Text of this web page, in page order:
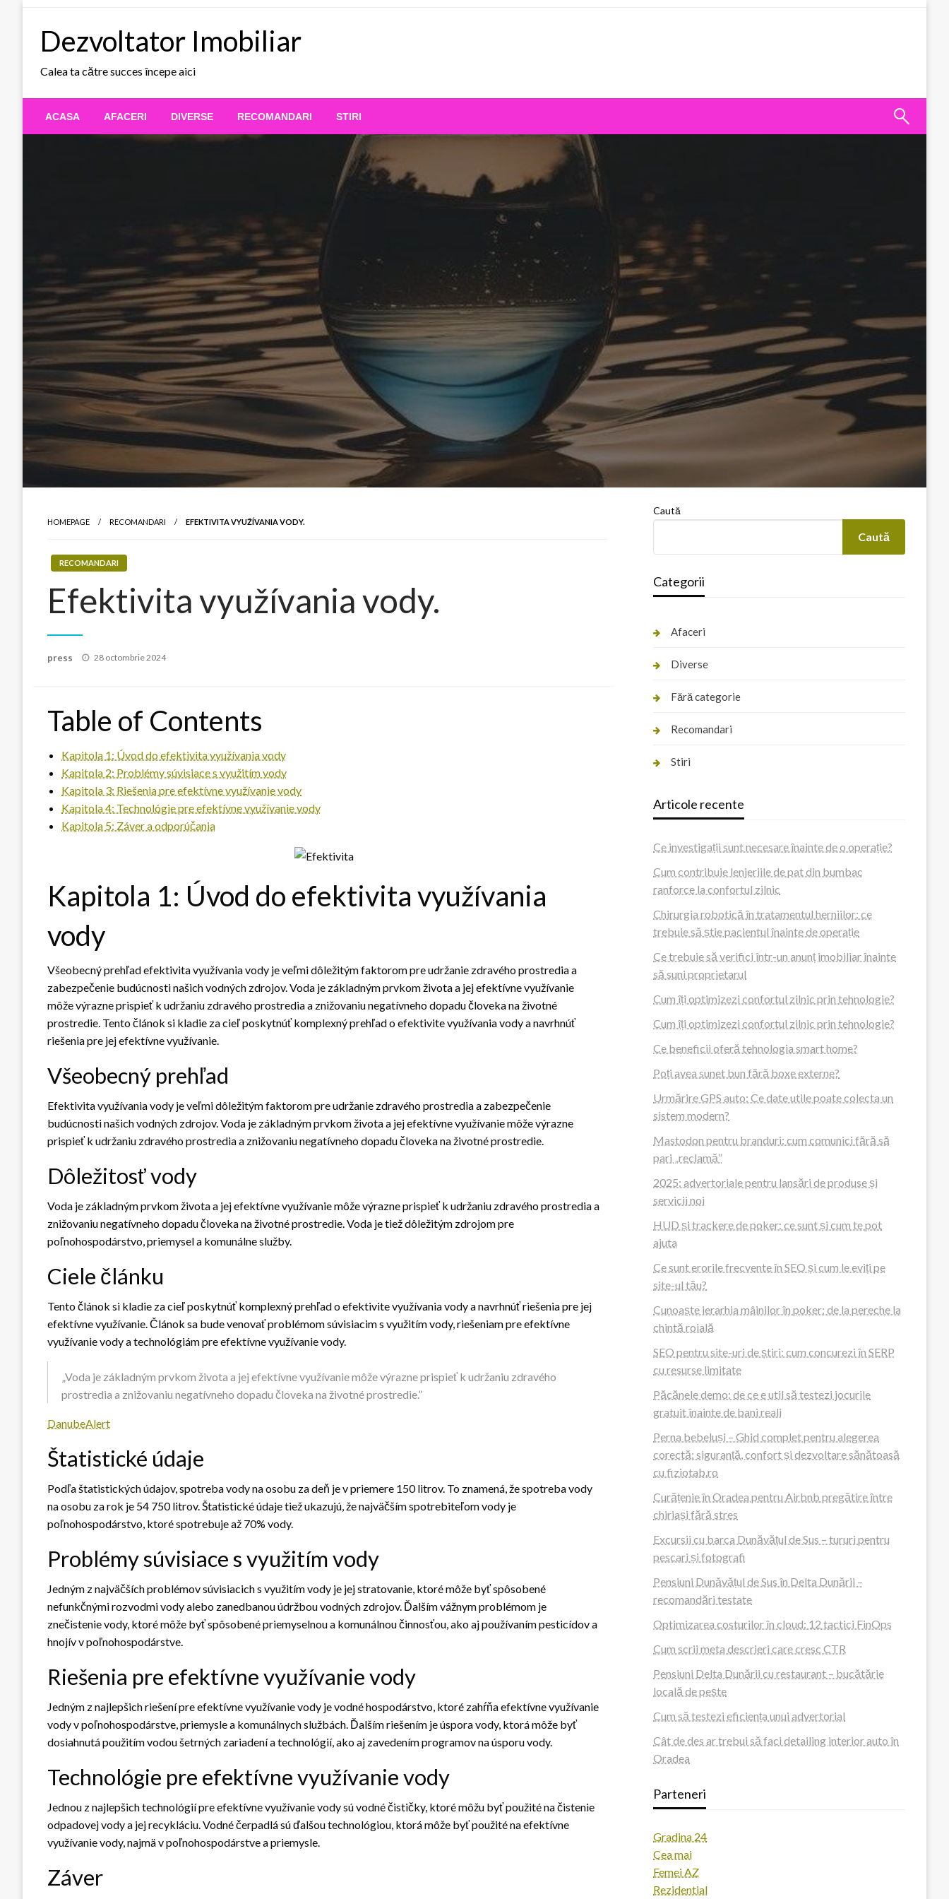
Dezvoltator Imobiliar
Calea ta către succes începe aici
ACASA AFACERI DIVERSE RECOMANDARI STIRI
HOMEPAGE RECOMANDARI EFEKTIVITA VYUŽÍVANIA VODY.
RECOMANDARI
Efektivita využívania vody.
press
Posted
28 octombrie 2024
Table of Contents
Kapitola 1: Úvod do efektivita využívania vody
Kapitola 2: Problémy súvisiace s využitím vody
Kapitola 3: Riešenia pre efektívne využívanie vody
Kapitola 4: Technológie pre efektívne využívanie vody
Kapitola 5: Záver a odporúčania
Kapitola 1: Úvod do efektivita využívania
vody
Všeobecný prehľad efektivita využívania vody je veľmi dôležitým faktorom pre udržanie zdravého prostredia a
zabezpečenie budúcnosti našich vodných zdrojov. Voda je základným prvkom života a jej efektívne využívanie
môže výrazne prispieť k udržaniu zdravého prostredia a znižovaniu negatívneho dopadu človeka na životné
prostredie. Tento článok si kladie za cieľ poskytnúť komplexný prehľad o efektivite využívania vody a navrhnúť
riešenia pre jej efektívne využívanie.
Všeobecný prehľad
Efektivita využívania vody je veľmi dôležitým faktorom pre udržanie zdravého prostredia a zabezpečenie
budúcnosti našich vodných zdrojov. Voda je základným prvkom života a jej efektívne využívanie môže výrazne
prispieť k udržaniu zdravého prostredia a znižovaniu negatívneho dopadu človeka na životné prostredie.
Dôležitosť vody
Voda je základným prvkom života a jej efektívne využívanie môže výrazne prispieť k udržaniu zdravého prostredia a
znižovaniu negatívneho dopadu človeka na životné prostredie. Voda je tiež dôležitým zdrojom pre
poľnohospodárstvo, priemysel a komunálne služby.
Ciele článku
Tento článok si kladie za cieľ poskytnúť komplexný prehľad o efektivite využívania vody a navrhnúť riešenia pre jej
efektívne využívanie. Článok sa bude venovať problémom súvisiacim s využitím vody, riešeniam pre efektívne
využívanie vody a technológiám pre efektívne využívanie vody.
„Voda je základným prvkom života a jej efektívne využívanie môže výrazne prispieť k udržaniu zdravého
prostredia a znižovaniu negatívneho dopadu človeka na životné prostredie.”
DanubeAlert
Štatistické údaje
Podľa štatistických údajov, spotreba vody na osobu za deň je v priemere 150 litrov. To znamená, že spotreba vody
na osobu za rok je 54 750 litrov. Štatistické údaje tiež ukazujú, že najväčším spotrebiteľom vody je
poľnohospodárstvo, ktoré spotrebuje až 70% vody.
Problémy súvisiace s využitím vody
Jedným z najväčších problémov súvisiacich s využitím vody je jej stratovanie, ktoré môže byť spôsobené
nefunkčnými rozvodmi vody alebo zanedbanou údržbou vodných zdrojov. Ďalším vážnym problémom je
znečistenie vody, ktoré môže byť spôsobené priemyselnou a komunálnou činnosťou, ako aj používaním pesticídov a
hnojív v poľnohospodárstve.
Riešenia pre efektívne využívanie vody
Jedným z najlepšich riešení pre efektívne využívanie vody je vodné hospodárstvo, ktoré zahŕňa efektívne využívanie
vody v poľnohospodárstve, priemysle a komunálnych službách. Ďalším riešením je úspora vody, ktorá môže byť
dosiahnutá použitím vodou šetrných zariadení a technológií, ako aj zavedením programov na úsporu vody.
Technológie pre efektívne využívanie vody
Jednou z najlepšich technológií pre efektívne využívanie vody sú vodné čističky, ktoré môžu byť použité na čistenie
odpadovej vody a jej recykláciu. Vodné čerpadlá sú ďalšou technológiou, ktorá môže byť použité na efektívne
využívanie vody, najmä v poľnohospodárstve a priemysle.
Záver
Caută
Caută
Categorii
Afaceri
Diverse
Fără categorie
Recomandari
Stiri
Articole recente
Ce investigații sunt necesare înainte de o operație?
Cum contribuie lenjeriile de pat din bumbac
ranforce la confortul zilnic
Chirurgia robotică în tratamentul herniilor: ce
trebuie să știe pacientul înainte de operație
Ce trebuie să verifici într-un anunț imobiliar înainte
să suni proprietarul
Cum îți optimizezi confortul zilnic prin tehnologie?
Cum îți optimizezi confortul zilnic prin tehnologie?
Ce beneficii oferă tehnologia smart home?
Poți avea sunet bun fără boxe externe?
Urmărire GPS auto: Ce date utile poate colecta un
sistem modern?
Mastodon pentru branduri: cum comunici fără să
pari „reclamă”
2025: advertoriale pentru lansări de produse și
servicii noi
HUD și trackere de poker: ce sunt și cum te pot
ajuta
Ce sunt erorile frecvente în SEO și cum le eviți pe
site-ul tău?
Cunoaște ierarhia mâinilor în poker: de la pereche la
chintă roială
SEO pentru site-uri de știri: cum concurezi în SERP
cu resurse limitate
Păcănele demo: de ce e util să testezi jocurile
gratuit înainte de bani reali
Perna bebeluși – Ghid complet pentru alegerea
corectă: siguranță, confort și dezvoltare sănătoasă
cu fiziotab.ro
Curățenie în Oradea pentru Airbnb pregătire între
chiriași fără stres
Excursii cu barca Dunăvățul de Sus – tururi pentru
pescari și fotografi
Pensiuni Dunăvățul de Sus în Delta Dunării –
recomandări testate
Optimizarea costurilor în cloud: 12 tactici FinOps
Cum scrii meta descrieri care cresc CTR
Pensiuni Delta Dunării cu restaurant – bucătărie
locală de pește
Cum să testezi eficiența unui advertorial
Cât de des ar trebui să faci detailing interior auto în
Oradea
Parteneri
Gradina 24
Cea mai
Femei AZ
Rezidential